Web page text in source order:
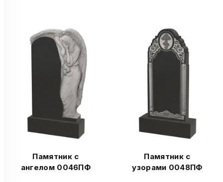
Памятник с
ангелом 0046ПФ
Памятник с
узорами 0048ПФ